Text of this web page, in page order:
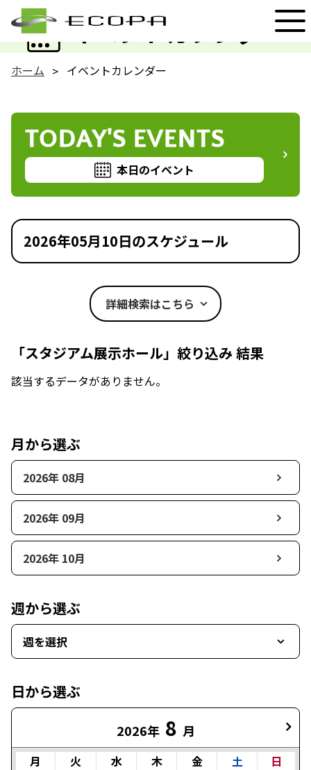
イベントカレンダー
EVENT
ホーム イベントカレンダー
TODAY'S EVENTS
本日のイベント
2026年05月10日のスケジュール
詳細検索はこちら
「スタジアム展示ホール」絞り込み 結果
該当するデータがありません。
月から選ぶ
2026年 08月
2026年 09月
2026年 10月
週から選ぶ
週を選択
日から選ぶ
2026年 8 月
月 火 水 木 金 土
日